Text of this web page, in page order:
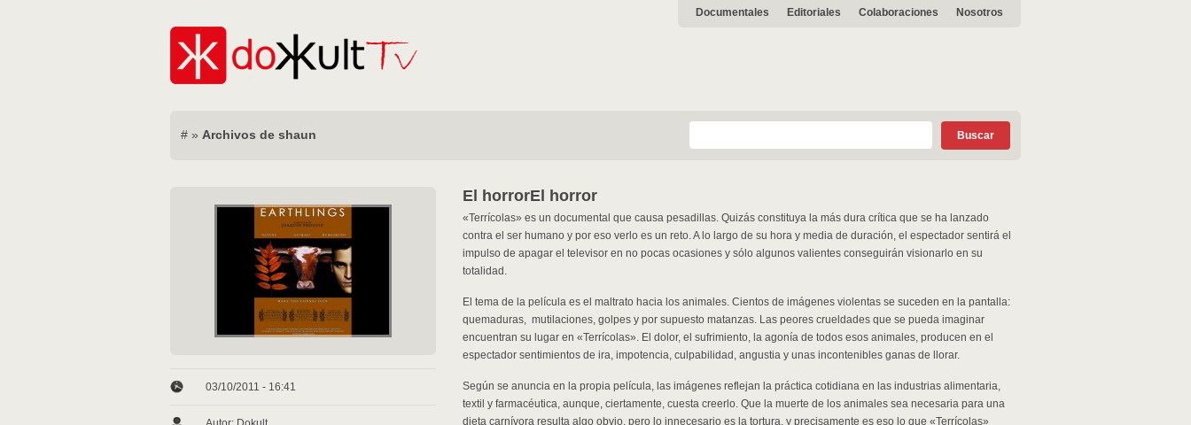
Documentales Editoriales Colaboraciones Nosotros
# » Archivos de shaun
03/10/2011 - 16:41
El horrorEl horror
«Terrícolas» es un documental que causa pesadillas. Quizás constituya la más dura crítica que se ha lanzado
contra el ser humano y por eso verlo es un reto. A lo largo de su hora y media de duración, el espectador sentirá el
impulso de apagar el televisor en no pocas ocasiones y sólo algunos valientes conseguirán visionarlo en su
totalidad.
El tema de la película es el maltrato hacia los animales. Cientos de imágenes violentas se suceden en la pantalla:
quemaduras, mutilaciones, golpes y por supuesto matanzas. Las peores crueldades que se pueda imaginar
encuentran su lugar en «Terrícolas». El dolor, el sufrimiento, la agonía de todos esos animales, producen en el
espectador sentimientos de ira, impotencia, culpabilidad, angustia y unas incontenibles ganas de llorar.
Según se anuncia en la propia película, las imágenes reflejan la práctica cotidiana en las industrias alimentaria,
textil y farmacéutica, aunque, ciertamente, cuesta creerlo. Que la muerte de los animales sea necesaria para una
dieta carnívora resulta algo obvio, pero lo innecesario es la tortura, y precisamente es eso lo que «Terrícolas»